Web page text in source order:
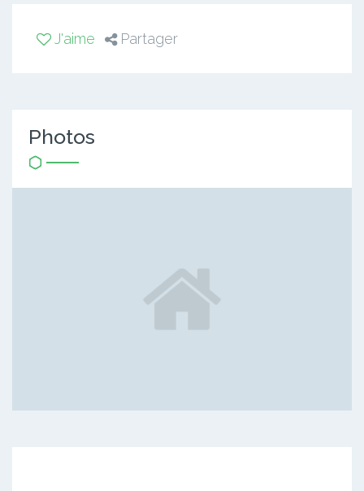
J'aime Partager
Photos